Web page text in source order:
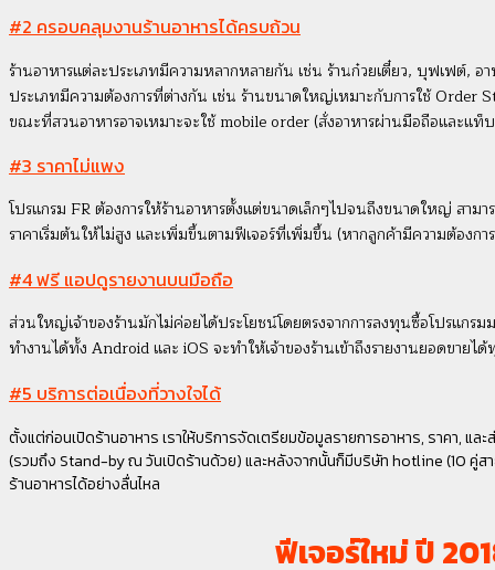
#2 ครอบคลุมงานร้านอาหารได้ครบถ้วน
ร้านอาหารแต่ละประเภทมีความหลากหลายกัน เช่น ร้านก๋วยเตี๋ยว, บุฟเฟต์, อ
ประเภทมีความต้องการที่ต่างกัน เช่น ร้านขนาดใหญ่เหมาะกับการใช้ Order
ขณะที่สวนอาหารอาจเหมาะจะใช้ mobile order (สั่งอาหารผ่านมือถือและแท็
#3 ราคาไม่แพง
โปรแกรม FR ต้องการให้ร้านอาหารตั้งแต่ขนาดเล็กๆไปจนถึงขนาดใหญ่ สาม
ราคาเริ่มต้นให้ไม่สูง และเพิ่มขึ้นตามฟีเจอร์ที่เพิ่มขึ้น (หากลูกค้ามีความต้องกา
#4 ฟรี แอปดูรายงานบนมือถือ
ส่วนใหญ่เจ้าของร้านมักไม่ค่อยได้ประโยชน์โดยตรงจากการลงทุนซื้อโปรแก
ทำงานได้ทั้ง Android และ iOS จะทำให้เจ้าของร้านเข้าถึงรายงานยอดขายไ
#5 บริการต่อเนื่องที่วางใจได้
ตั้งแต่ก่อนเปิดร้านอาหาร เราให้บริการจัดเตรียมข้อมูลรายการอาหาร, ราคา, แ
(รวมถึง Stand-by ณ วันเปิดร้านด้วย) และหลังจากนั้นก็มีบริษัท hotline (10 คู่ส
ร้านอาหารได้อย่างลื่นไหล
ฟีเจอร์ใหม่ ปี